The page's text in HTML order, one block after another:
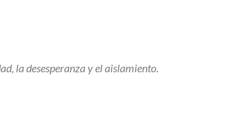
la desesperanza y el aislamiento.